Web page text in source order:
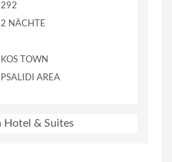
292
2 NÄCHTE
KOS TOWN
PSALIDI AREA